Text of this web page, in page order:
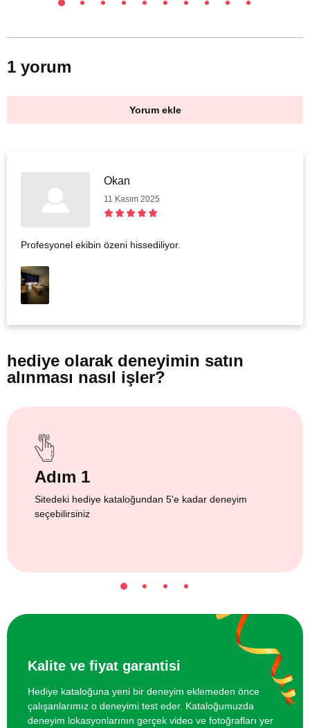
1 yorum
Yorum ekle
Okan
11 Kasım 2025
Profesyonel ekibin özeni hissediliyor.
hediye olarak deneyimin satın
alınması nasıl işler?
Adım 1
Sitedeki hediye kataloğundan 5'e kadar deneyim
seçebilirsiniz
Kalite ve fiyat garantisi
Hediye kataloğuna yeni bir deneyim eklemeden önce
çalışanlarımız o deneyimi test eder. Kataloğumuzda
deneyim lokasyonlarının gerçek video ve fotoğrafları yer